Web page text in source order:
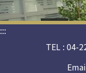
:::
TEL : 04-